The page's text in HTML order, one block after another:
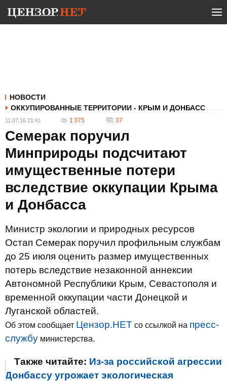
НОВОСТИ
ОККУПИРОВАННЫЕ ТЕРРИТОРИИ - КРЫМ И ДОНБАСС
11.07.16 21:41 1 375 37
Семерак поручил
Минприроды подсчитают
имущественные потери
вследствие оккупации Крыма
и Донбасса
Министр экологии и природных ресурсов
Остап Семерак поручил профильным службам
до 25 июля оценить размер имущественных
потерь вследствие незаконной аннексии
Автономной Республики Крым, Севастополя и
временной оккупации части Донецкой и
Луганской областей.
Об этом сообщает Цензор.НЕТ со ссылкой на пресс-
службу министерства.
Также читайте: Из-за российской агрессии
Донбассу угрожает экологическая